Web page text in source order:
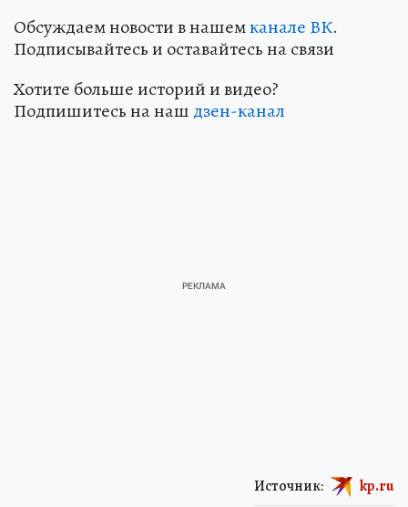
Обсуждаем новости в нашемканале ВК.
Подписывайтесь и оставайтесь на связи
Хотите больше историй и видео?
Подпишитесь на наш дзен-канал
Источник: kp.ru